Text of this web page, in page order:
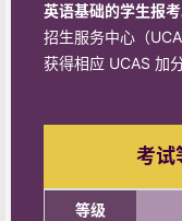
英语基础的学生报考
招生服务中心（
获得相应 UCAS 加
考试
等级